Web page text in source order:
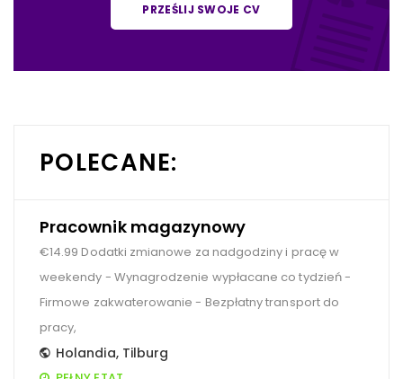
PRZEŚLIJ SWOJE CV
POLECANE:
Pracownik magazynowy
€14.99 Dodatki zmianowe za nadgodziny i pracę w
weekendy - Wynagrodzenie wypłacane co tydzień -
Firmowe zakwaterowanie - Bezpłatny transport do
pracy,
Holandia, Tilburg